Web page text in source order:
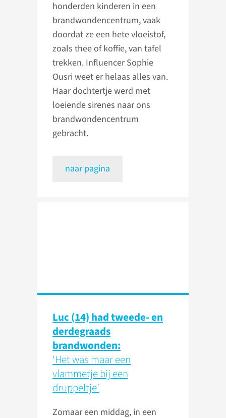
honderden kinderen in een
brandwondencentrum, vaak
doordat ze een hete vloeistof,
zoals thee of koffie, van tafel
trekken. Influencer Sophie
Ousri weet er helaas alles van.
Haar dochtertje werd met
loeiende sirenes naar ons
brandwondencentrum
gebracht.
naar pagina
Luc (14) had tweede- en
derdegraads
brandwonden:
‘Het was maar een
vlammetje bij een
druppeltje’
Zomaar een middag, in een